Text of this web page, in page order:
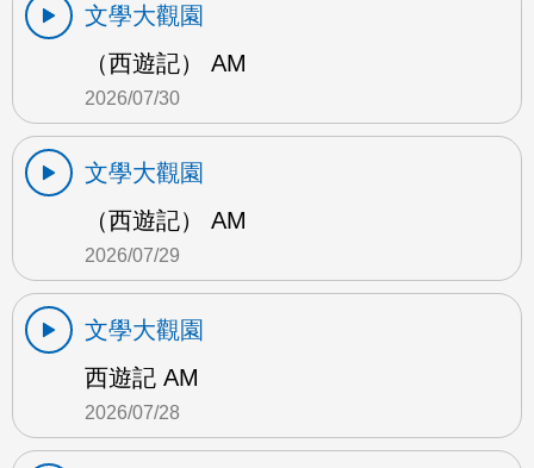
文學大觀園
（西遊記） AM
2026/07/30
文學大觀園
（西遊記） AM
2026/07/29
文學大觀園
西遊記 AM
2026/07/28